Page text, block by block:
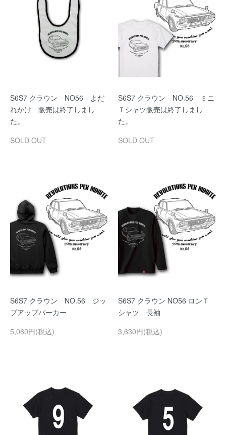
S6S7 クラウン NO56 よだ
れかけ 販売は終了しまし
た。
SOLD OUT
S6S7 クラウン NO.56 ミニ
Ｔシャツ販売は終了しまし
た。
SOLD OUT
S6S7 クラウン NO.56 ジッ
プアップパーカー
5,060円(税込)
S6S7 クラウン NO56 ロンＴ
シャツ 長袖
3,630円(税込)